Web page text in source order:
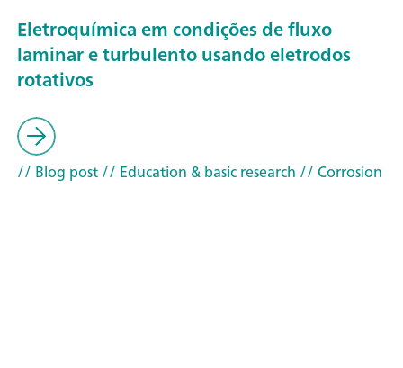
Eletroquímica em condições de fluxo
laminar e turbulento usando eletrodos
rotativos
// Blog post// Education & basic research // Corrosion